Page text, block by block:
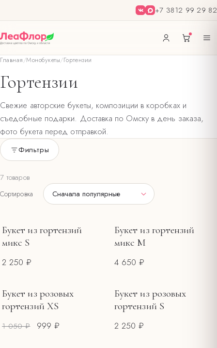
+7 3812 99 29 82
Главная/Монобукеты/Гортензии
Гортензии
Свежие авторские букеты, композиции в коробках и
съедобные подарки. Доставка по Омску в день заказа,
фото букета перед отправкой.
Только в наличии
Букеты ко Дню матери
Букеты на 14 февраля
ЦЕНА, ₽
Фильтры
7 товаров
Сортировка Сначала популярные
Букет из гортензий
микс S
2 250 ₽
Букет из гортензий
микс М
4 650 ₽
РАСПРОДАЖА
Букет из розовых
гортензий XS
1 050 ₽ 999 ₽
Букет из розовых
гортензий S
2 250 ₽